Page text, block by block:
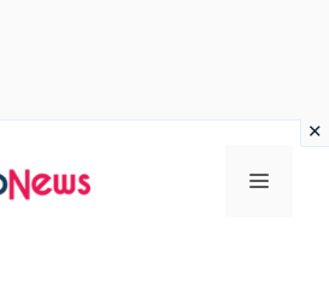
Menu